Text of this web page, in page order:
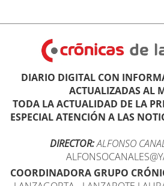
DIARIO DIGITAL CON
ACTUALIZADAS AL
TODA LA ACTUALIDAD DE LA
ESPECIAL ATENCIÓN A LAS
DIRECTOR:ALFONSO
COORDINADORA GRUPO